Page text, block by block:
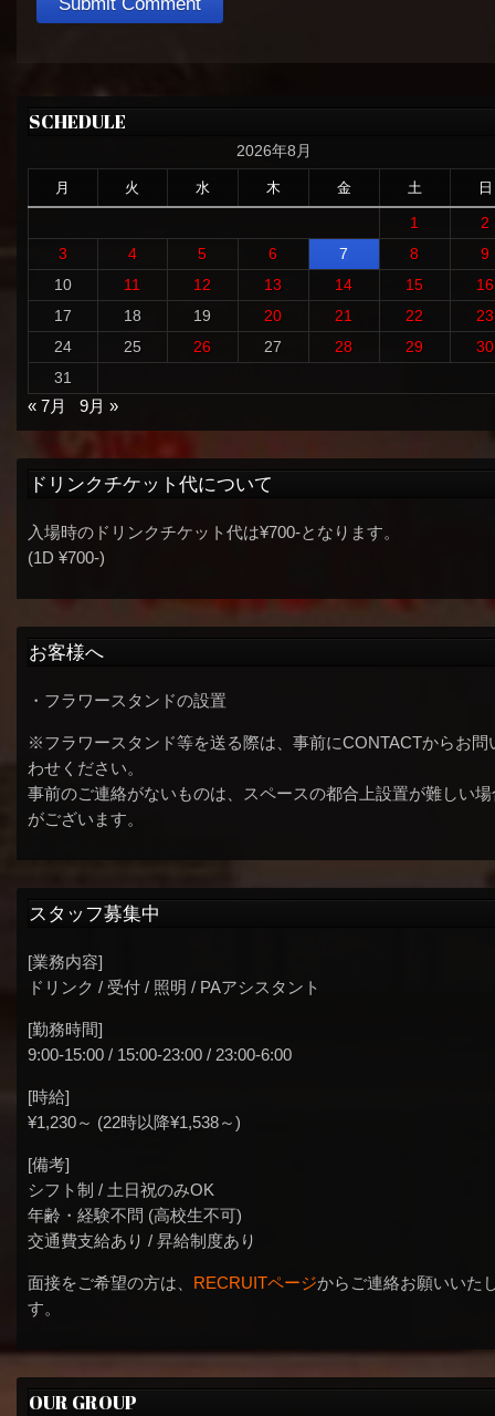
SCHEDULE
2026年8月
月 火 水 木 金 土 日
1
2
3
4 5 6 7 8
9
10
11 12 13 14 15
16
17
18 19 20 21 22
23
24
25 26 27 28 29
30
31
« 7月
9月 »
ドリンクチケット代について
入場時のドリンクチケット代は¥700-となります。
(1D ¥700-)
お客様へ
・フラワースタンドの設置
※フラワースタンド等を送る際は、事前にCONTACTからお問
わせください。
事前のご連絡がないものは、スペースの都合上設置が難しい場
がございます。
スタッフ募集中
[業務内容]
ドリンク / 受付 / 照明 / PAアシスタント
[勤務時間]
9:00-15:00 / 15:00-23:00 / 23:00-6:00
[時給]
¥1,230～ (22時以降¥1,538～)
[備考]
シフト制 / 土日祝のみOK
年齢・経験不問 (高校生不可)
交通費支給あり / 昇給制度あり
面接をご希望の方は、 RECRUITページからご連絡お願いいた
す。
OUR GROUP